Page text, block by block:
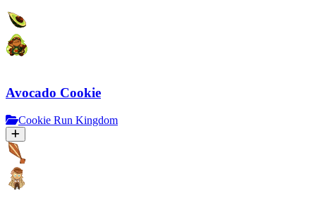
Avocado Cookie
Cookie Run Kingdom